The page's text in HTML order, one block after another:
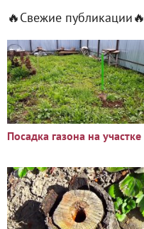
🔥Свежие публикации🔥